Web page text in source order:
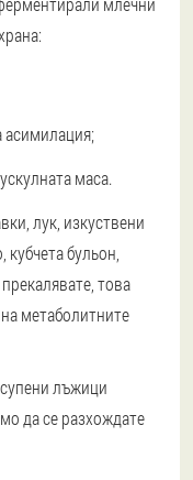
асимилация;
маса.
лук, изкуствени
бульон,
това
метаболитните
лъжици
да се разхождате